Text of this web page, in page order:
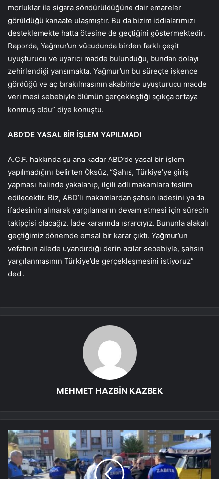
morluklar ile sigara söndürüldüğüne dair emareler
görüldüğü kanaate ulaşmıştır. Bu da bizim iddialarımızı
desteklemekte hatta ötesine de geçtiğini göstermektedir.
Raporda, Yağmur’un vücudunda birden farklı çeşit
uyuşturucu ve uyarıcı madde bulunduğu, bundan dolayı
zehirlendiği yansımakta. Yağmur’un bu süreçte işkence
gördüğü ve aç bırakılmasının akabinde uyuşturucu madde
verilmesi sebebiyle ölümün gerçekleştiği açıkça ortaya
konmuş oldu” diye konuştu.
ABD’DE YASAL BİR İŞLEM YAPILMADI
A.C.F. hakkında şu ana kadar ABD’de yasal bir işlem
yapılmadığını belirten Öksüz, “Şahıs, Türkiye’ye giriş
yapması halinde yakalanıp, ilgili adli makamlara teslim
edilecektir. Biz, ABD’li makamlardan şahsın iadesini ya da
ifadesinin alınarak yargılamanın devam etmesi için sürecin
takipçisi olacağız. İade kararında ısrarcıyız. Bununla alakalı
geçtiğimiz dönemde emsal bir karar çıktı. Yağmur’un
vefatının ailede uyandırdığı derin acılar sebebiyle, şahsın
yargılanmasının Türkiye’de gerçekleşmesini istiyoruz”
dedi.
MEHMET HAZBİN KAZBEK